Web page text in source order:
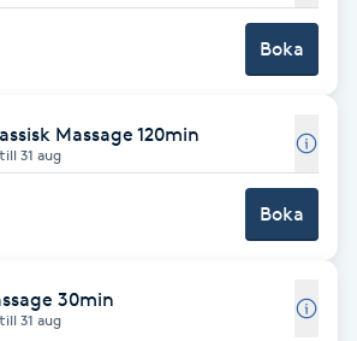
Boka
Massage 120min
31 aug
Boka
30min
31 aug